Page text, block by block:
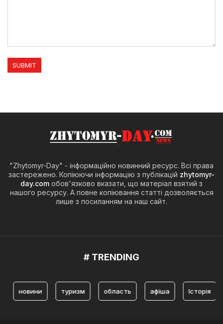
"Zhytomyr-Day" - інформаційно новинний ресурс. Всі права
застережено. Копіюючи інформацію з публікацій zhytomyr-
day.com обов'язково вказати, що матеріал взятий з
нашого ресурсу. А повне копіювання статті дозволяється
лише з посиланням на наш сайт.
# TRENDING
новини туризм область афіша Історія